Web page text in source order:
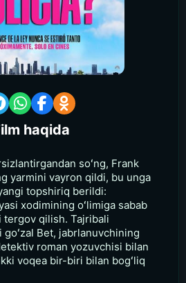
haqida
soʻng, Frank
yarmini vayron qildi, bu unga
topshiriq berildi:
xodimining oʻlimiga sabab
tergov qilish. Tajribali
Bet, jabrlanuvchining
roman yozuvchisi bilan
voqea bir-biri bilan bogʻliq